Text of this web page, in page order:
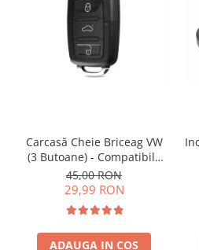
Carcasă Cheie Briceag VW
(3 Butoane) - Compatibilă
Golf 5, Jetta, Touran etc
45,00 RON
29,99 RON
ADAUGA IN COS